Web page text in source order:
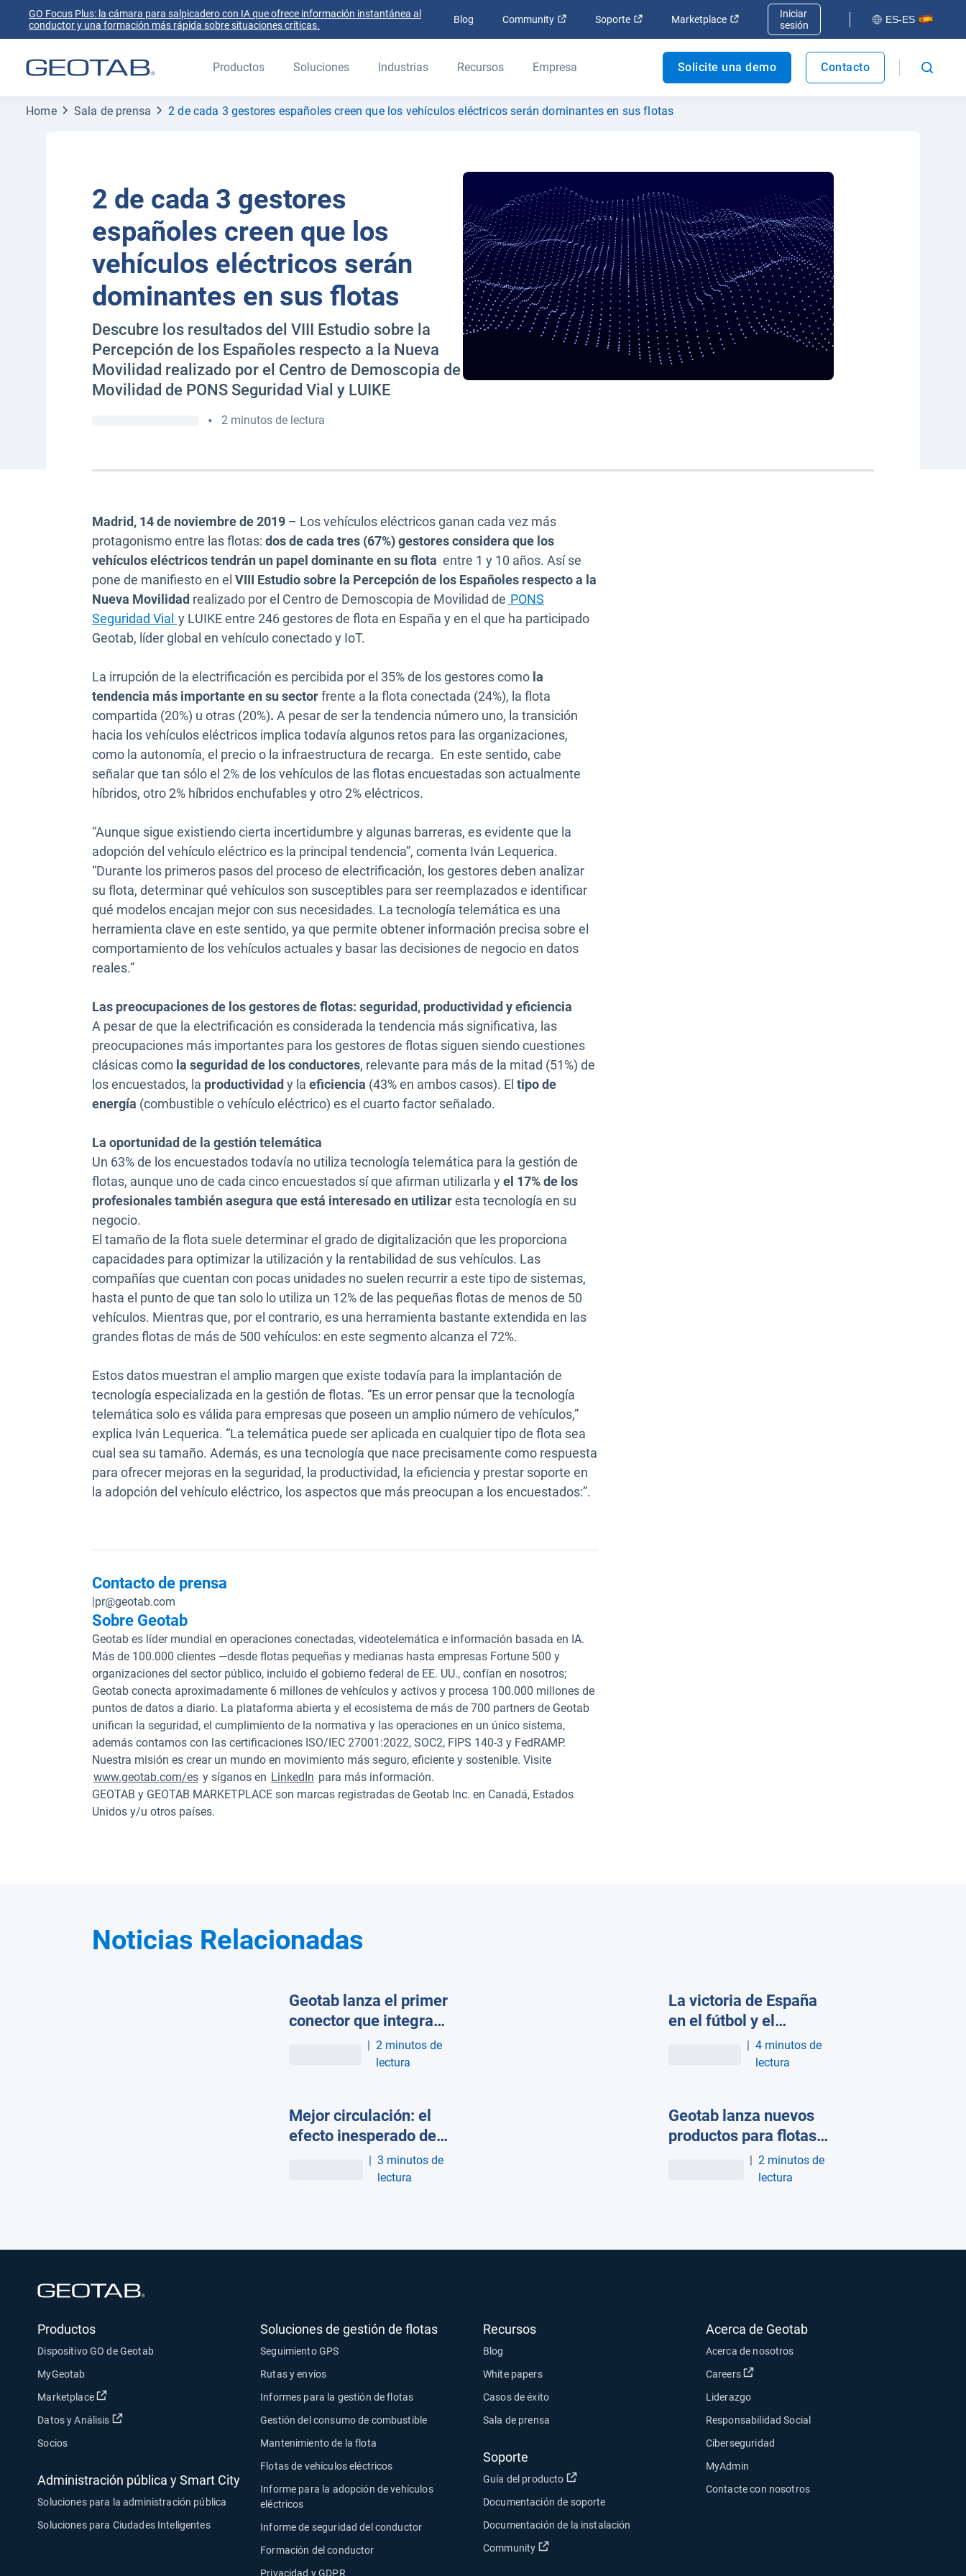
GO Focus Plus: la cámara para salpicadero con IA que ofrece información instantánea al
conductor y una formación más rápida sobre situaciones críticas.
Blog Community Abrir en una nueva ventana
Soporte Abrir en una nueva ventana
Marketplace Abrir en una nueva ventana
Iniciar
sesión
ES-ES
Productos Soluciones Industrias Recursos Empresa Solicite una demo Contacto
Home Sala de prensa 2 de cada 3 gestores españoles creen que los vehículos eléctricos serán dominantes en sus flotas
2 de cada 3 gestores
españoles creen que los
vehículos eléctricos serán
dominantes en sus flotas
Descubre los resultados del VIII Estudio sobre la
Percepción de los Españoles respecto a la Nueva
Movilidad realizado por el Centro de Demoscopia de
Movilidad de PONS Seguridad Vial y LUIKE
• 2 minutos de lectura
Madrid, 14 de noviembre de 2019 – Los vehículos eléctricos ganan cada vez más
protagonismo entre las flotas: dos de cada tres (67%) gestores considera que los
vehículos eléctricos tendrán un papel dominante en su flota entre 1 y 10 años. Así se
pone de manifiesto en el VIII Estudio sobre la Percepción de los Españoles respecto a la
Nueva Movilidad realizado por el Centro de Demoscopia de Movilidad de PONS
Seguridad Vial Abrir en una nueva ventana
y LUIKE entre 246 gestores de flota en España y en el que ha participado
Geotab, líder global en vehículo conectado y IoT.
La irrupción de la electrificación es percibida por el 35% de los gestores como la
tendencia más importante en su sectorfrente a la flota conectada (24%), la flota
compartida (20%) u otras (20%). A pesar de ser la tendencia número uno, la transición
hacia los vehículos eléctricos implica todavía algunos retos para las organizaciones,
como la autonomía, el precio o la infraestructura de recarga. En este sentido, cabe
señalar que tan sólo el 2% de los vehículos de las flotas encuestadas son actualmente
híbridos, otro 2% híbridos enchufables y otro 2% eléctricos.
“Aunque sigue existiendo cierta incertidumbre y algunas barreras, es evidente que la
adopción del vehículo eléctrico es la principal tendencia”, comenta Iván Lequerica.
“Durante los primeros pasos del proceso de electrificación, los gestores deben analizar
su flota, determinar qué vehículos son susceptibles para ser reemplazados e identificar
qué modelos encajan mejor con sus necesidades. La tecnología telemática es una
herramienta clave en este sentido, ya que permite obtener información precisa sobre el
comportamiento de los vehículos actuales y basar las decisiones de negocio en datos
reales.”
Las preocupaciones de los gestores de flotas: seguridad, productividad y eficiencia
A pesar de que la electrificación es considerada la tendencia más significativa, las
preocupaciones más importantes para los gestores de flotas siguen siendo cuestiones
clásicas como la seguridad de los conductores, relevante para más de la mitad (51%) de
los encuestados, la productividad y la eficiencia (43% en ambos casos). El tipo de
energía (combustible o vehículo eléctrico) es el cuarto factor señalado.
La oportunidad de la gestión telemática
Un 63% de los encuestados todavía no utiliza tecnología telemática para la gestión de
flotas, aunque uno de cada cinco encuestados sí que afirman utilizarla yel 17% de los
profesionales también asegura que está interesado en utilizaresta tecnología en su
negocio.
El tamaño de la flota suele determinar el grado de digitalización que les proporciona
capacidades para optimizar la utilización y la rentabilidad de sus vehículos. Las
compañías que cuentan con pocas unidades no suelen recurrir a este tipo de sistemas,
hasta el punto de que tan solo lo utiliza un 12% de las pequeñas flotas de menos de 50
vehículos. Mientras que, por el contrario, es una herramienta bastante extendida en las
grandes flotas de más de 500 vehículos: en este segmento alcanza el 72%.
Estos datos muestran el amplio margen que existe todavía para la implantación de
tecnología especializada en la gestión de flotas. “Es un error pensar que la tecnología
telemática solo es válida para empresas que poseen un amplio número de vehículos,”
explica Iván Lequerica. “La telemática puede ser aplicada en cualquier tipo de flota sea
cual sea su tamaño. Además, es una tecnología que nace precisamente como respuesta
para ofrecer mejoras en la seguridad, la productividad, la eficiencia y prestar soporte en
la adopción del vehículo eléctrico, los aspectos que más preocupan a los encuestados:”.
Contacto de prensa
|pr@geotab.com
Sobre Geotab
Geotab es líder mundial en operaciones conectadas, videotelemática e información basada en IA.
Más de 100.000 clientes —desde flotas pequeñas y medianas hasta empresas Fortune 500 y
organizaciones del sector público, incluido el gobierno federal de EE. UU., confían en nosotros;
Geotab conecta aproximadamente 6 millones de vehículos y activos y procesa 100.000 millones de
puntos de datos a diario. La plataforma abierta y el ecosistema de más de 700 partners de Geotab
unifican la seguridad, el cumplimiento de la normativa y las operaciones en un único sistema,
además contamos con las certificaciones ISO/IEC 27001:2022, SOC2, FIPS 140-3 y FedRAMP.
Nuestra misión es crear un mundo en movimiento más seguro, eficiente y sostenible. Visite
www.geotab.com/es y síganos en LinkedIn para más información.
GEOTAB y GEOTAB MARKETPLACE son marcas registradas de Geotab Inc. en Canadá, Estados
Unidos y/u otros países.
Noticias Relacionadas
Geotab lanza el primer
conector que integra
los datos de gestión de
flotas con ChatGPT,
| 2 minutos de
lectura
La victoria de España
en el fútbol y el
inesperado efecto
sobre el tráfico en
| 4 minutos de
lectura
Mejor circulación: el
efecto inesperado de
una semana de
grandes eventos en
| 3 minutos de
lectura
Geotab lanza nuevos
productos para flotas
europeas en Connect
| 2 minutos de
lectura
Productos
Dispositivo GO de Geotab
MyGeotab
Marketplace
Abrir en una nueva ventana
Datos y Análisis Abrir en una nueva ventana
Socios
Administración pública y Smart City
Soluciones para la administración pública
Soluciones para Ciudades Inteligentes
Soluciones de gestión de flotas
Seguimiento GPS
Rutas y envíos
Informes para la gestión de flotas
Gestión del consumo de combustible
Mantenimiento de la flota
Flotas de vehículos eléctricos
Informe para la adopción de vehículos
eléctricos
Informe de seguridad del conductor
Formación del conductor
Privacidad y GDPR
Recursos
Blog
White papers
Casos de éxito
Sala de prensa
Soporte
Guía del producto Abrir en una nueva ventana
Documentación de soporte
Documentación de la instalación
Community
Abrir en una nueva ventana
Acerca de Geotab
Acerca de nosotros
Careers
Abrir en una nueva ventana
Liderazgo
Responsabilidad Social
Ciberseguridad
MyAdmin
Contacte con nosotros